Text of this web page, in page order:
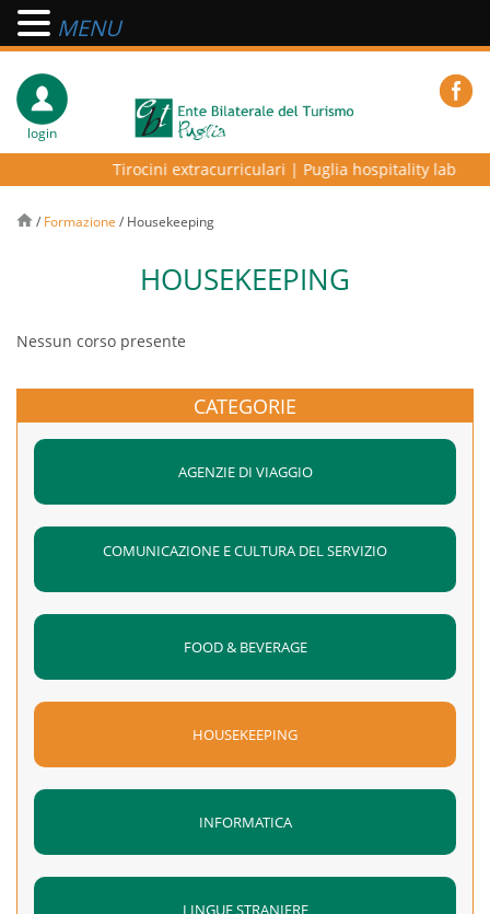
login
Tirocini extracurriculari|Puglia hospitality lab –
/ Formazione / Housekeeping
HOUSEKEEPING
Nessun corso presente
CATEGORIE
AGENZIE DI VIAGGIO
COMUNICAZIONE E CULTURA DEL SERVIZIO
FOOD & BEVERAGE
HOUSEKEEPING
INFORMATICA
LINGUE STRANIERE
MENU